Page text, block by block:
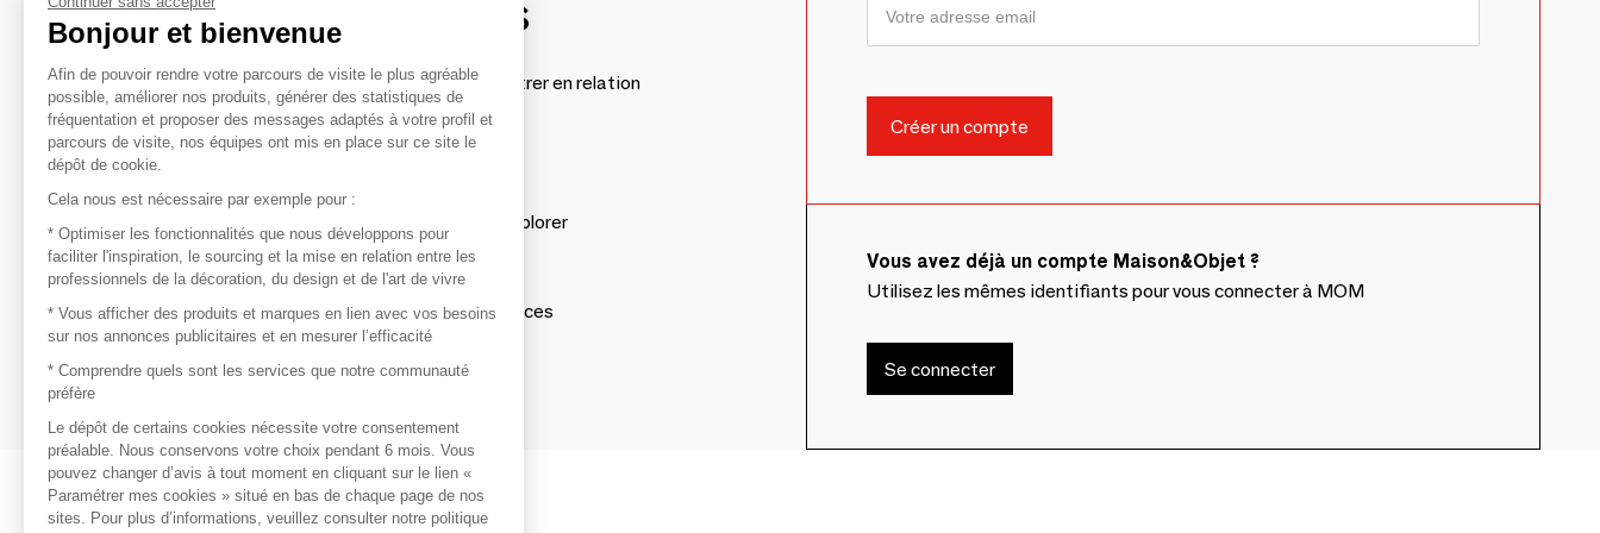
contacter les marques
Afin de profiter au mieux de l'expérience MOM et de rentrer en relation
avec vos marques préférées, créez-vous un compte.
Découvrir
Les produits de milliers de fournisseurs à explorer
S'inspirer
Inspiration et sélections de produits tendances
Contacter
Vous avez déjà un compte Maison&Objet ?
Utilisez les mêmes identifiants pour vous connecter à MOM
Se connecter
Bonjour et bienvenue
Afin de pouvoir rendre votre parcours de visite le plus agréable
possible, améliorer nos produits, générer des statistiques de
fréquentation et proposer des messages adaptés à votre profil et
parcours de visite, nos équipes ont mis en place sur ce site le
dépôt de cookie.
Cela nous est nécessaire par exemple pour :
* Optimiser les fonctionnalités que nous développons pour
faciliter l'inspiration, le sourcing et la mise en relation entre les
professionnels de la décoration, du design et de l'art de vivre
* Vous afficher des produits et marques en lien avec vos besoins
sur nos annonces publicitaires et en mesurer l’efficacité
* Comprendre quels sont les services que notre communauté
préfère
Le dépôt de certains cookies nécessite votre consentement
préalable. Nous conservons votre choix pendant 6 mois. Vous
pouvez changer d’avis à tout moment en cliquant sur le lien «
Paramétrer mes cookies » situé en bas de chaque page de nos
sites. Pour plus d’informations, veuillez consulter notre politique